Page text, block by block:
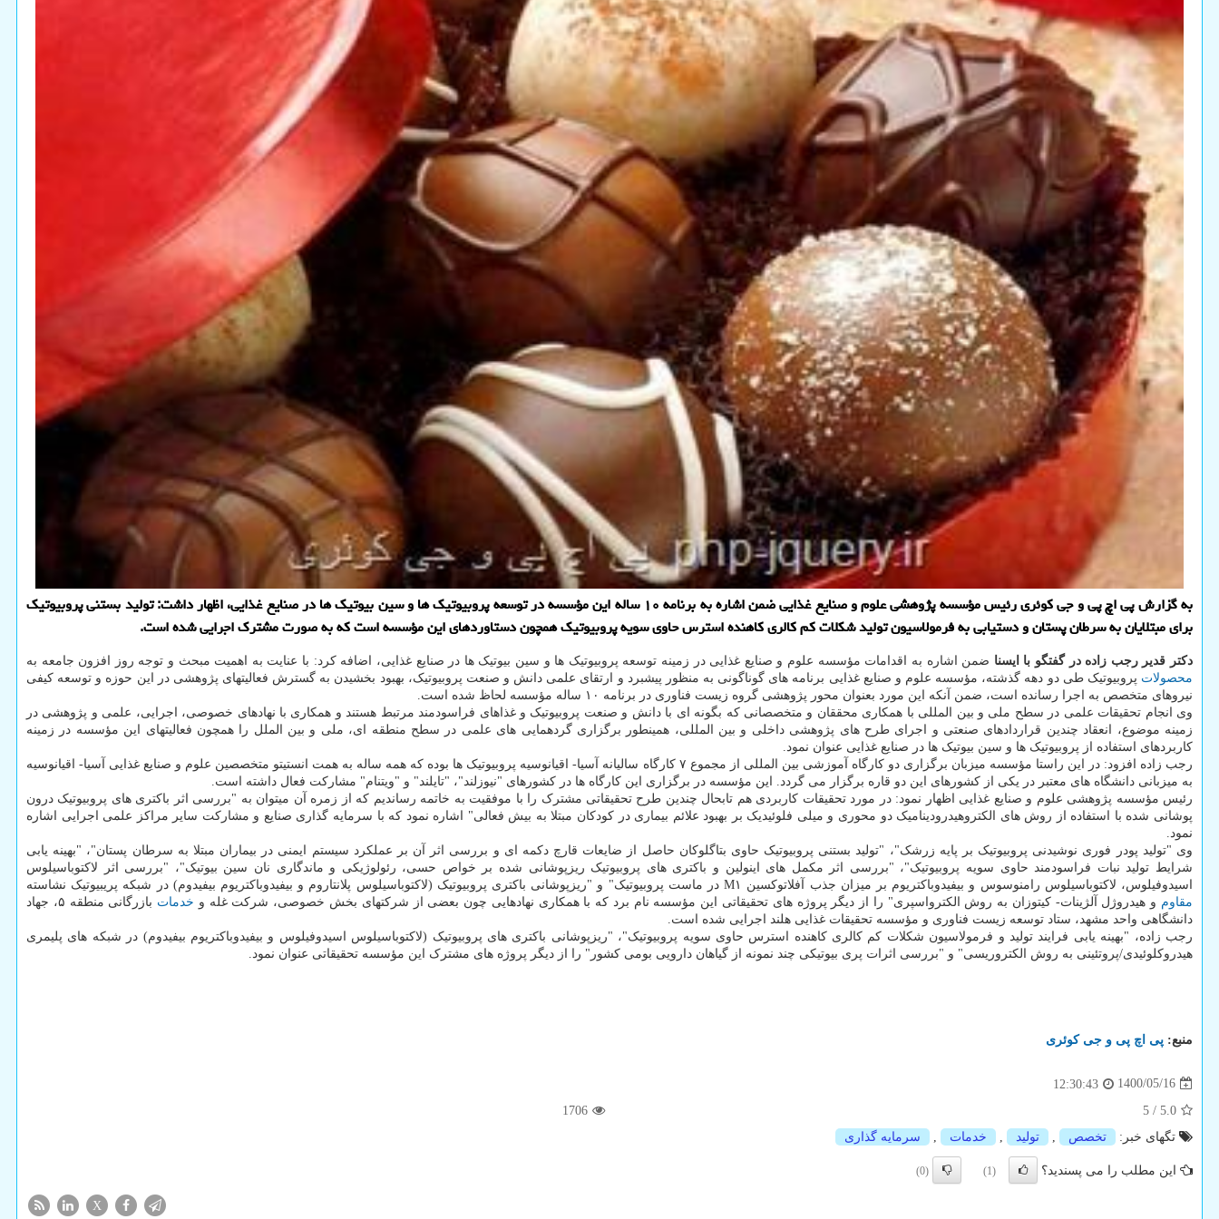
به گزارش پی اچ پی و جی کوئری رئیس مؤسسه پژوهشی علوم و صنایع غذایی ضمن اشاره به برنامه ۱۰ ساله این مؤسسه در توسعه پروبیوتیک ها و سین بیوتیک ها در صنایع غذایی، اظهار داشت: تولید بستنی پروبیوتیک
برای مبتلایان به سرطان پستان و دستیابی به فرمولاسیون تولید شکلات کم کالری کاهنده استرس حاوی سویه پروبیوتیک همچون دستاوردهای این مؤسسه است که به صورت مشترک اجرایی شده است.
دکتر قدیر رجب زاده در گفتگو با ایسنا ضمن اشاره به اقدامات مؤسسه علوم و صنایع غذایی در زمینه توسعه پروبیوتیک ها و سین بیوتیک ها در صنایع غذایی، اضافه کرد: با عنایت به اهمیت مبحث و توجه روز افزون جامعه به
محصولات پروبیوتیک طی دو دهه گذشته، مؤسسه علوم و صنایع غذایی برنامه های گوناگونی به منظور پیشبرد و ارتقای علمی دانش و صنعت پروبیوتیک، بهبود بخشیدن به گسترش فعالیتهای پژوهشی در این حوزه و توسعه کیفی
نیروهای متخصص به اجرا رسانده است، ضمن آنکه این مورد بعنوان محور پژوهشی گروه زیست فناوری در برنامه ۱۰ ساله مؤسسه لحاظ شده است.
وی انجام تحقیقات علمی در سطح ملی و بین المللی با همکاری محققان و متخصصانی که بگونه ای با دانش و صنعت پروبیوتیک و غذاهای فراسودمند مرتبط هستند و همکاری با نهادهای خصوصی، اجرایی، علمی و پژوهشی در
زمینه موضوع، انعقاد چندین قراردادهای صنعتی و اجرای طرح های پژوهشی داخلی و بین المللی، همینطور برگزاری گردهمایی های علمی در سطح منطقه ای، ملی و بین الملل را همچون فعالیتهای این مؤسسه در زمینه
کاربردهای استفاده از پروبیوتیک ها و سین بیوتیک ها در صنایع غذایی عنوان نمود.
رجب زاده افزود: در این راستا مؤسسه میزبان برگزاری دو کارگاه آموزشی بین المللی از مجموع ۷ کارگاه سالیانه آسیا- اقیانوسیه پروبیوتیک ها بوده که همه ساله به همت انستیتو متخصصین علوم و صنایع غذایی آسیا- اقیانوسیه
به میزبانی دانشگاه های معتبر در یکی از کشورهای این دو قاره برگزار می گردد. این مؤسسه در برگزاری این کارگاه ها در کشورهای "نیوزلند"، "تایلند" و "ویتنام" مشارکت فعال داشته است.
رئیس مؤسسه پژوهشی علوم و صنایع غذایی اظهار نمود: در مورد تحقیقات کاربردی هم تابحال چندین طرح تحقیقاتی مشترک را با موفقیت به خاتمه رساندیم که از زمره آن میتوان به "بررسی اثر باکتری های پروبیوتیک درون
پوشانی شده با استفاده از روش های الکتروهیدرودینامیک دو محوری و میلی فلوئیدیک بر بهبود علائم بیماری در کودکان مبتلا به بیش فعالی" اشاره نمود که با سرمایه گذاری صنایع و مشارکت سایر مراکز علمی اجرایی اشاره
نمود.
وی "تولید پودر فوری نوشیدنی پروبیوتیک بر پایه زرشک"، "تولید بستنی پروبیوتیک حاوی بتاگلوکان حاصل از ضایعات قارچ دکمه ای و بررسی اثر آن بر عملکرد سیستم ایمنی در بیماران مبتلا به سرطان پستان"، "بهینه یابی
شرایط تولید نبات فراسودمند حاوی سویه پروبیوتیک"، "بررسی اثر مکمل های اینولین و باکتری های پروبیوتیک ریزپوشانی شده بر خواص حسی، رئولوژیکی و ماندگاری نان سین بیوتیک"، "بررسی اثر لاکتوباسیلوس
اسیدوفیلوس، لاکتوباسیلوس رامنوسوس و بیفیدوباکتریوم بر میزان جذب آفلاتوکسین M۱ در ماست پروبیوتیک" و "ریزپوشانی باکتری پروبیوتیک (لاکتوباسیلوس پلانتاروم و بیفیدوباکتریوم بیفیدوم) در شبکه پریبیوتیک نشاسته
مقاوم و هیدروژل آلژینات- کیتوزان به روش الکترواسپری" را از دیگر پروژه های تحقیقاتی این مؤسسه نام برد که با همکاری نهادهایی چون بعضی از شرکتهای بخش خصوصی، شرکت غله و خدمات
بازرگانی منطقه ۵، جهاد
دانشگاهی واحد مشهد، ستاد توسعه زیست فناوری و مؤسسه تحقیقات غذایی هلند اجرایی شده است.
رجب زاده، "بهینه یابی فرایند تولید و فرمولاسیون شکلات کم کالری کاهنده استرس حاوی سویه پروبیوتیک"، "ریزپوشانی باکتری های پروبیوتیک (لاکتوباسیلوس اسیدوفیلوس و بیفیدوباکتریوم بیفیدوم) در شبکه های پلیمری
هیدروکلوئیدی/پروتئینی به روش الکتروریسی" و "بررسی اثرات پری بیوتیکی چند نمونه از گیاهان دارویی بومی کشور" را از دیگر پروژه های مشترک این مؤسسه تحقیقاتی عنوان نمود.
منبع: پی اچ پی و جی كوئری
1400/05/16
12:30:43
5.0
/
5
1706
تگهای خبر:
تخصص , تولید , خدمات , سرمایه گذاری
این مطلب را می پسندید؟ (1)
(0)
X